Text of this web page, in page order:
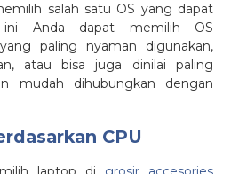
salah satu OS yang dapat
ini Anda dapat memilih OS
paling nyaman digunakan,
atau bisa juga dinilai paling
mudah dihubungkan dengan
CPU